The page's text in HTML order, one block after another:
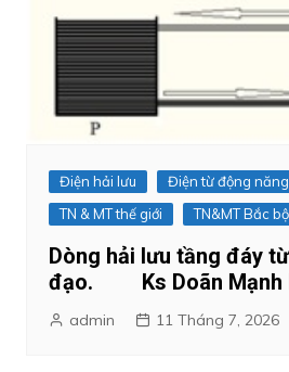
Điện hải lưu
Điện từ động
TN & MT thế giới
TN&MT Bắc bộ
Dòng hải lưu tầng đáy
đạo. Ks Doãn Mạnh
admin 11 Tháng 7, 2026